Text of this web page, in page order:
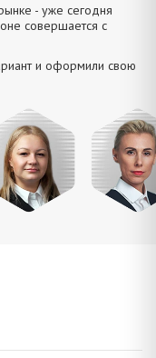
- уже сегодня
совершается с
и оформили свою